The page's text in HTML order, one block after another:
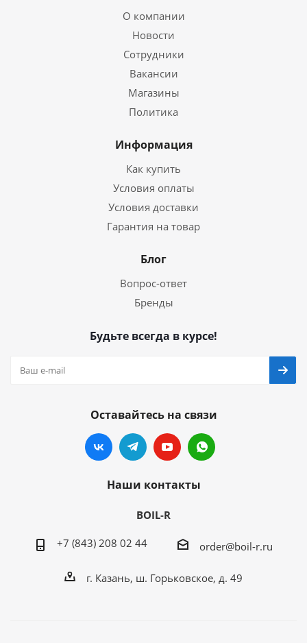
О компании
Новости
Сотрудники
Вакансии
Магазины
Политика
Информация
Как купить
Условия оплаты
Условия доставки
Гарантия на товар
Блог
Вопрос-ответ
Бренды
Будьте всегда в курсе!
Оставайтесь на связи
Наши контакты
BOIL-R
+7 (843) 208 02 44 order@boil-r.ru
г. Казань, ш. Горьковское, д. 49